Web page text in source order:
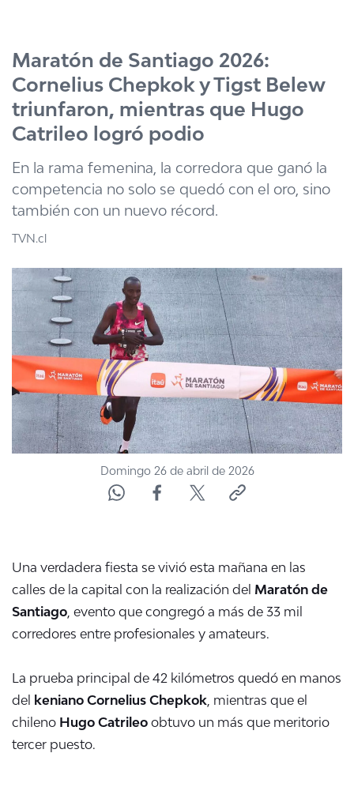
Maratón de Santiago 2026:
Cornelius Chepkok y Tigst Belew
triunfaron, mientras que Hugo
Catrileo logró podio
En la rama femenina, la corredora que ganó la
competencia no solo se quedó con el oro, sino
también con un nuevo récord.
TVN.cl
Domingo 26 de abril de 2026
Una verdadera fiesta se vivió esta mañana en las
calles de la capital con la realización del Maratón de
Santiago, evento que congregó a más de 33 mil
corredores entre profesionales y amateurs.
La prueba principal de 42 kilómetros quedó en manos
del keniano Cornelius Chepkok, mientras que el
chileno Hugo Catrileo obtuvo un más que meritorio
tercer puesto.